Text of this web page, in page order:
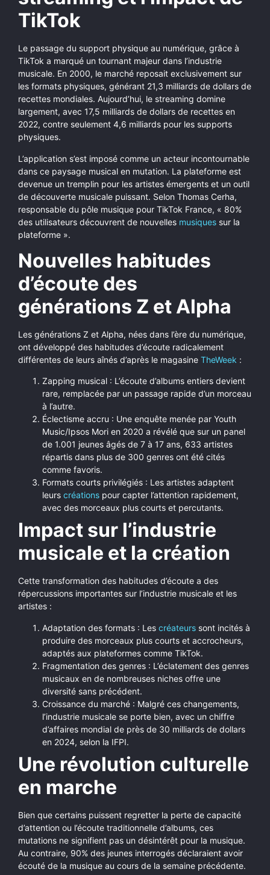
TikTok
Le passage du support physique au numérique, grâce à
TikTok a marqué un tournant majeur dans l’industrie
musicale. En 2000, le marché reposait exclusivement sur
les formats physiques, générant 21,3 milliards de dollars de
recettes mondiales. Aujourd’hui, le streaming domine
largement, avec 17,5 milliards de dollars de recettes en
2022, contre seulement 4,6 milliards pour les supports
physiques.
L’application s’est imposé comme un acteur incontournable
dans ce paysage musical en mutation. La plateforme est
devenue un tremplin pour les artistes émergents et un outil
de découverte musicale puissant. Selon Thomas Cerha,
responsable du pôle musique pour TikTok France, « 80%
des utilisateurs découvrent de nouvelles musiques sur la
plateforme ».
Nouvelles habitudes
d’écoute des
générations Z et Alpha
Les générations Z et Alpha, nées dans l’ère du numérique,
ont développé des habitudes d’écoute radicalement
différentes de leurs aînés d’après le magasine TheWeek :
Zapping musical : L’écoute d’albums entiers devient
rare, remplacée par un passage rapide d’un morceau
à l’autre.
Éclectisme accru : Une enquête menée par Youth
Music/Ipsos Mori en 2020 a révélé que sur un panel
de 1.001 jeunes âgés de 7 à 17 ans, 633 artistes
répartis dans plus de 300 genres ont été cités
comme favoris.
Formats courts privilégiés : Les artistes adaptent
leurs créations pour capter l’attention rapidement,
avec des morceaux plus courts et percutants.
Impact sur l’industrie
musicale et la création
Cette transformation des habitudes d’écoute a des
répercussions importantes sur l’industrie musicale et les
artistes :
Adaptation des formats : Les créateurs sont incités à
produire des morceaux plus courts et accrocheurs,
adaptés aux plateformes comme TikTok.
Fragmentation des genres : L’éclatement des genres
musicaux en de nombreuses niches offre une
diversité sans précédent.
Croissance du marché : Malgré ces changements,
l’industrie musicale se porte bien, avec un chiffre
d’affaires mondial de près de 30 milliards de dollars
en 2024, selon la IFPI.
Une révolution culturelle
en marche
Bien que certains puissent regretter la perte de capacité
d’attention ou l’écoute traditionnelle d’albums, ces
mutations ne signifient pas un désintérêt pour la musique.
Au contraire, 90% des jeunes interrogés déclaraient avoir
écouté de la musique au cours de la semaine précédente.